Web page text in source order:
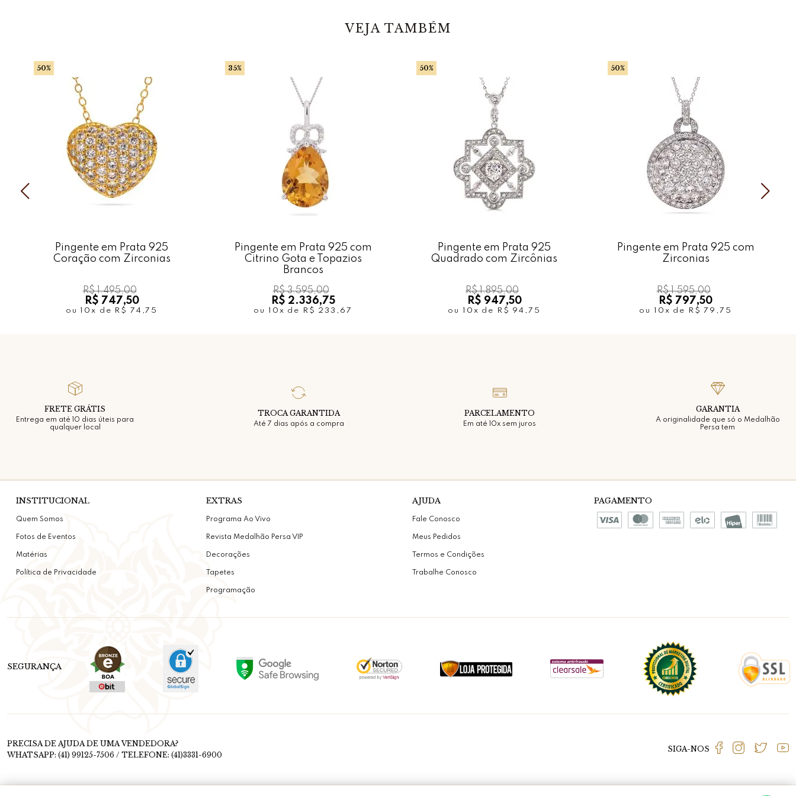
VEJA TAMBÉM
50%
Pingente em Prata 925
Coração com Zirconias
R$ 1.495,00
R$ 747,50
ou 10x de R$ 74,75
35%
Pingente em Prata 925 com
Citrino Gota e Topazios
Brancos
R$ 3.595,00
R$ 2.336,75
ou 10x de R$ 233,67
50%
Pingente em Prata 925
Quadrado com Zircônias
R$ 1.895,00
R$ 947,50
ou 10x de R$ 94,75
50%
Pingente em Prata 925 com
Zirconias
R$ 1.595,00
R$ 797,50
ou 10x de R$ 79,75
FRETE GRÁTIS
Entrega em até 10 dias úteis para
qualquer local
TROCA GARANTIDA
Até 7 dias após a compra
PARCELAMENTO
Em até 10x sem juros
GARANTIA
A originalidade que só o Medalhão
Persa tem
INSTITUCIONAL
Quem Somos
Fotos de Eventos
Matérias
Política de Privacidade
EXTRAS
Programa Ao Vivo
Revista Medalhão Persa VIP
Decorações
Tapetes
Programação
AJUDA
Fale Conosco
Meus Pedidos
Termos e Condições
Trabalhe Conosco
PAGAMENTO
SEGURANÇA
PRECISA DE AJUDA DE UMA VENDEDORA?
WHATSAPP: (41) 99125-7506 / TELEFONE: (41)3331-6900
SIGA-NOS